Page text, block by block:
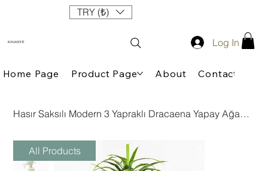
TRY (₺)
BONAVERTE Log In
Home Page Product Page About Contact
Hasır Saksılı Modern 3 Yapraklı Dracaena Yapay Ağaç (180 cm)
All Products